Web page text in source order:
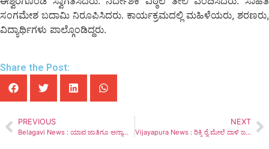
ಸಂಗಮೇಶ ಬದಾಮಿ ನಿರೂಪಿಸಿದರು. ಕಾರ್ಯಕ್ರಮದಲ್ಲಿ ಮಹಿಳೆಯರು, ಶರಣರು,
ವಿದ್ಯಾರ್ಥಿಗಳು ಪಾಲ್ಗೊಂಡಿದ್ದರು.
Share the Post:
PREVIOUS
Belagavi News : ಯಾವ ಜಾತಿಗೂ ಅನ್ಯಾಯ ಆಗಬಾರದು ಎಂಬುದು ನಮ್ಮ ಉದ್ದೇಶ: ಸಿಎಂ ಸಿದ್ದರಾಮಯ್ಯ
NEXT
Vijayapura News : ರಿಕ್ಕಿ ರೈ ಮೇಲೆ ದಾಳಿ ಜಯ ಕರ್ನಾಟಕ ಸಂಘಟನೆ ಖಂಡನೆ